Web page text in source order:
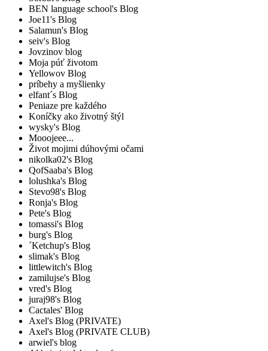
BEN language school's Blog
Joe11's Blog
Salamun's Blog
seiv's Blog
Jovzinov blog
Moja púť životom
Yellowov Blog
príbehy a myšlienky
elfant´s Blog
Peniaze pre každého
Koníčky ako životný štýl
wysky's Blog
Mooojeee...
Život mojimi dúhovými očami
nikolka02's Blog
QofSaaba's Blog
lolushka's Blog
Stevo98's Blog
Ronja's Blog
Pete's Blog
tomassi's Blog
burg's Blog
´Ketchup's Blog
slimak's Blog
littlewitch's Blog
zamilujse's Blog
vred's Blog
juraj98's Blog
Cactales' Blog
Axel's Blog (PRIVATE)
Axel's Blog (PRIVATE CLUB)
arwiel's blog